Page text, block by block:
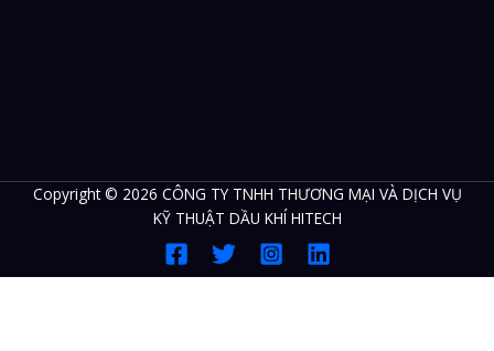
Copyright © 2026 CÔNG TY TNHH THƯƠNG MẠI VÀ DỊCH VỤ
KỸ THUẬT DẦU KHÍ HITECH